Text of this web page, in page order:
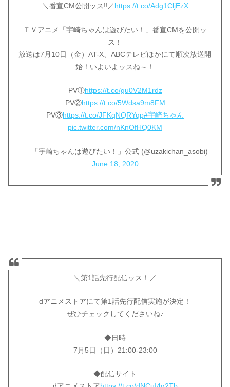
＼番宣CM公開ッス‼／https://t.co/Adg1CljEzX
ＴＶアニメ「宇崎ちゃんは遊びたい！」番宣CMを公開ッ
ス！
放送は7月10日（金）AT-X、ABCテレビほかにて順次放送開
始！いよいよッスね～！
PV①https://t.co/gu0V2M1rdz
PV②https://t.co/5Wdsa9m8FM
PV③https://t.co/JFKqNQRYqp#宇崎ちゃん
pic.twitter.com/nKnOfHQ0KM
— 「宇崎ちゃんは遊びたい！」公式 (@uzakichan_asobi)
June 18, 2020
＼第1話先行配信ッス！／
dアニメストアにて第1話先行配信実施が決定！
ぜひチェックしてくださいね♪
◆日時
7月5日（日）21:00-23:00
◆配信サイト